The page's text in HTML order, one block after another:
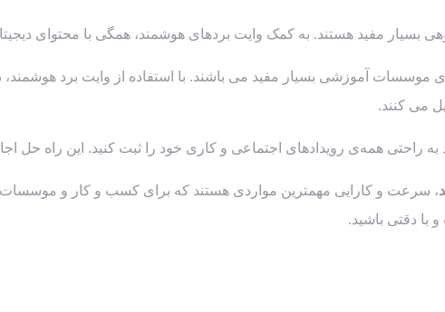
موسسات آموزشی بسیار مفید می باشند. با استفاده از وایت برد هوشمند،
می کنند.
، سرعت و کارایی مهمترین مواردی هستند که برای کسب و کار و موسسات
دقتی باشید.